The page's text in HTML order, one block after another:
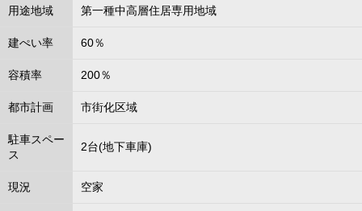
用途地域 第一種中高層住居専用地域
建ぺい率 60％
容積率 200％
都市計画 市街化区域
駐車スペー
ス
2台(地下車庫)
現況 空家